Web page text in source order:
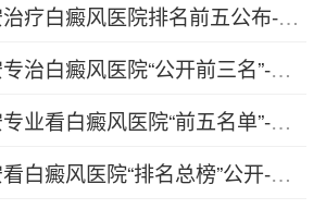
重磅聚焦！延安治疗白癜风医院排名前五公布-为什么光疗会对白癜风有效果？
全新资讯！延安专治白癜风医院“公开前三名”-白癜风再发的几率是可以降低的
专题要闻！延安专业看白癜风医院“前五名单”-白斑患者可以吃点新鲜核桃吗？
焦点反馈！延安看白癜风医院“排名总榜”公开-白癜风病情加重的症状有哪些？